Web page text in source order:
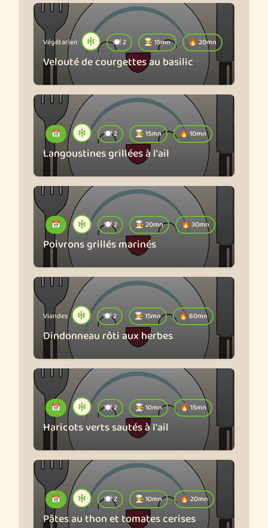
Végétarien 🍽️ 2 🧑‍🍳 15mn 🔥 20mn
Velouté de courgettes au basilic
📅 🍽️ 2 🧑‍🍳 15mn 🔥 10mn
Langoustines grillées à l'ail
📅 🍽️ 2 🧑‍🍳 20mn 🔥 30mn
Poivrons grillés marinés
Viandes 🍽️ 2 🧑‍🍳 15mn 🔥 60mn
Dindonneau rôti aux herbes
📅 🍽️ 2 🧑‍🍳 10mn 🔥 15mn
Haricots verts sautés à l'ail
📅 🍽️ 2 🧑‍🍳 10mn 🔥 20mn
Pâtes au thon et tomates cerises